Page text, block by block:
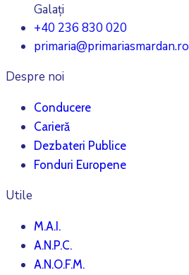
Galați
+40 236 830 020
primaria@primariasmardan.ro
Despre noi
Conducere
Carieră
Dezbateri Publice
Fonduri Europene
Utile
M.A.I.
A.N.P.C.
A.N.O.F.M.